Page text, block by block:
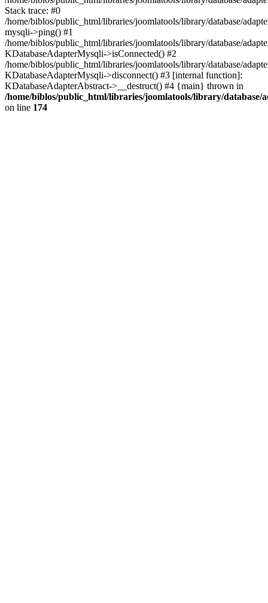
Stack trace: #0
/home/biblos/public_html/libraries/joomlatools/library/database/
mysqli->ping() #1
/home/biblos/public_html/libraries/joomlatools/library/database/
KDatabaseAdapterMysqli->isConnected() #2
/home/biblos/public_html/libraries/joomlatools/library/database/
KDatabaseAdapterMysqli->disconnect() #3 [internal function]:
KDatabaseAdapterAbstract->__destruct() #4 {main} thrown in
/home/biblos/public_html/libraries/joomlatools/library/database/
on line 174